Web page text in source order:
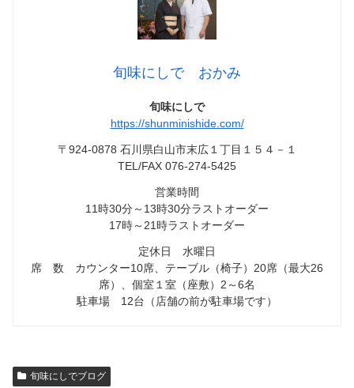
旬味にしで おかみ
旬味にしで
https://shunminishide.com/
〒924-0878 石川県白山市末広１丁目１５４－１
TEL/FAX 076-274-5425
営業時間
11時30分～13時30分ラストオーダー
17時～21時ラストオーダー
定休日 水曜日
席 数 カウンター10席、テーブル（椅子）20席（最大26
席）、個室１室（座敷）2～6名
駐車場 12台（店舗の前が駐車場です）
旬味にしでブログ